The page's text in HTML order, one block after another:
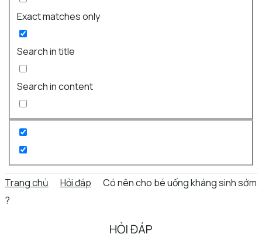
Exact matches only
Search in title
Search in content
Trang chủ Hỏi đáp
Có nên cho bé uống kháng sinh sớm
?
HỎI ĐÁP